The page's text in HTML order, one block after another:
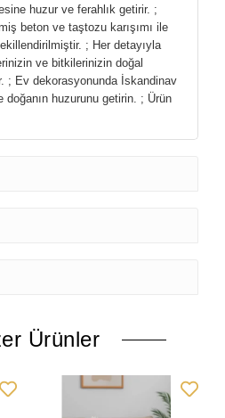
huzur ve ferahlık getirir. ;
beton ve taştozu karışımı ile
; Her detayıyla
ve bitkilerinizin doğal
; Ev dekorasyonunda İskandinav
doğanın huzurunu getirin. ; Ürün
Ürünler